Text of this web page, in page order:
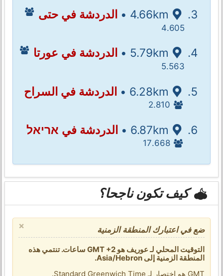
4.66km • الدردشة في حتى
4.605
5.79km • الدردشة في عورتا
5.563
6.28km • الدردشة في السراح
6.87km • الدردشة في אריאל
كيف تكون ناجحا؟
× ضع في اعتبارك المنطقة الزمنية
التوقيت المحلي لـ عوريف هو GMT +2 ساعات. تنتمي هذه
المنطقة الزمنية إلى Asia/Hebron.
GMT هو اختصار لـ Standard Greenwich Time.